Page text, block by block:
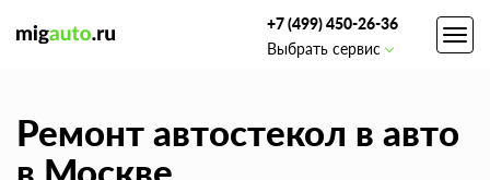
+7 (499) 450-26-36
Выбрать сервис
Ремонт автостекол в авто